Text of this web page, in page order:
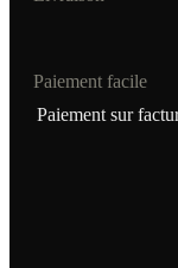
Paiement facile
Paiement sur